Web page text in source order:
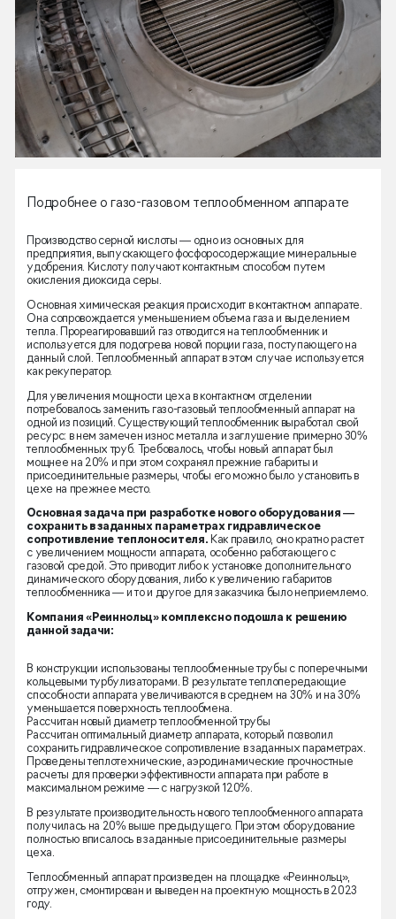
Подробнее о газо-газовом теплообменном аппарате
Производство серной кислоты — одно из основных для
предприятия, выпускающего фосфоросодержащие минеральные
удобрения. Кислоту получают контактным способом путем
окисления диоксида серы.
Основная химическая реакция происходит в контактном аппарате.
Она сопровождается уменьшением объема газа и выделением
тепла. Прореагировавший газ отводится на теплообменник и
используется для подогрева новой порции газа, поступающего на
данный слой. Теплообменный аппарат в этом случае используется
как рекуператор.
Для увеличения мощности цеха в контактном отделении
потребовалось заменить газо-газовый теплообменный аппарат на
одной из позиций. Существующий теплообменник выработал свой
ресурс: в нем замечен износ металла и заглушение примерно 30%
теплообменных труб. Требовалось, чтобы новый аппарат был
мощнее на 20% и при этом сохранял прежние габариты и
присоединительные размеры, чтобы его можно было установить в
цехе на прежнее место.
Основная задача при разработке нового оборудования —
сохранить в заданных параметрах гидравлическое
сопротивление теплоносителя. Как правило, оно кратно растет
с увеличением мощности аппарата, особенно работающего с
газовой средой. Это приводит либо к установке дополнительного
динамического оборудования, либо к увеличению габаритов
теплообменника — и то и другое для заказчика было неприемлемо.
Компания «Реиннольц» комплексно подошла к решению
данной задачи:
В конструкции использованы теплообменные трубы с поперечными
кольцевыми турбулизаторами. В результате теплопередающие
способности аппарата увеличиваются в среднем на 30% и на 30%
уменьшается поверхность теплообмена.
Рассчитан новый диаметр теплообменной трубы
Рассчитан оптимальный диаметр аппарата, который позволил
сохранить гидравлическое сопротивление в заданных параметрах.
Проведены теплотехнические, аэродинамические прочностные
расчеты для проверки эффективности аппарата при работе в
максимальном режиме — с нагрузкой 120%.
В результате производительность нового теплообменного аппарата
получилась на 20% выше предыдущего. При этом оборудование
полностью вписалось в заданные присоединительные размеры
цеха.
Теплообменный аппарат произведен на площадке «Реиннольц»,
отгружен, смонтирован и выведен на проектную мощность в 2023
году.